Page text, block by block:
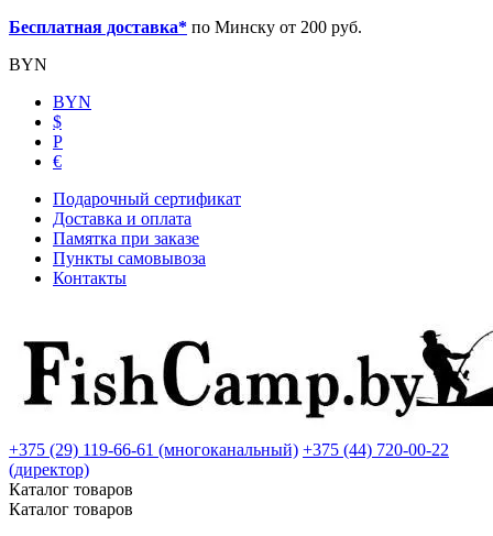
Бесплатная доставка* по Минску от 200 руб.
BYN
BYN
$
Р
€
Подарочный сертификат
Доставка и оплата
Памятка при заказе
Пункты самовывоза
Контакты
+375 (29) 119-66-61 (многоканальный) +375 (44) 720-00-22
(директор)
Каталог товаров
Каталог товаров